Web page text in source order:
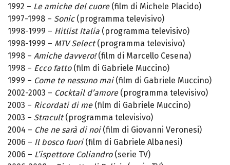
1992 – Le amiche del cuore(film di Michele Placido)
1997-1998 – Sonic(programma televisivo)
1998-1999 – Hitlist Italia (programma televisivo)
1998-1999 – MTV Select(programma televisivo)
1998 – Amiche davvero!(film di Marcello Cesena)
1998 – Ecco fatto(film di Gabriele Muccino)
1999 – Come te nessuno mai(film di Gabriele Muccino)
2002-2003 – Cocktail d’amore(programma televisivo)
2003 – Ricordati di me(film di Gabriele Muccino)
2003 – Stracult(programma televisivo)
2004 – Che ne sarà di noi(film di Giovanni Veronesi)
2006 – Il bosco fuori(film di Gabriele Albanesi)
2006 – L’ispettore Coliandro(serie TV)